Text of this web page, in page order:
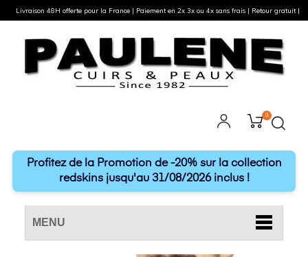
0
Profitez de la Promotion de -20% sur la collection
redskins jusqu'au 31/08/2026 inclus !
MENU
Livraison 48H offerte pour la France | Paiement en 2x 3x ou 4x sans frais | Retour gratuit |